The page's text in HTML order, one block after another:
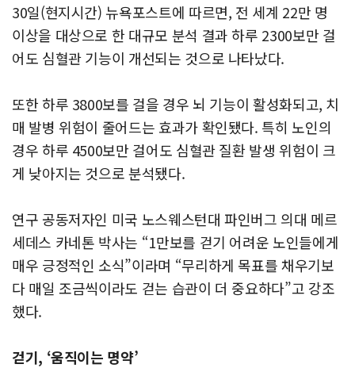
30일(현지시간) 뉴욕포스트에 따르면, 전 세계 22만 명
이상을 대상으로 한 대규모 분석 결과 하루 2300보만 걸
어도 심혈관 기능이 개선되는 것으로 나타났다.
또한 하루 3800보를 걸을 경우 뇌 기능이 활성화되고, 치
매 발병 위험이 줄어드는 효과가 확인됐다. 특히 노인의
경우 하루 4500보만 걸어도 심혈관 질환 발생 위험이 크
게 낮아지는 것으로 분석됐다.
연구 공동저자인 미국 노스웨스턴대 파인버그 의대 메르
세데스 카네톤 박사는 “1만보를 걷기 어려운 노인들에게
매우 긍정적인 소식”이라며 “무리하게 목표를 채우기보
다 매일 조금씩이라도 걷는 습관이 더 중요하다”고 강조
했다.
걷기, ‘움직이는 명약’